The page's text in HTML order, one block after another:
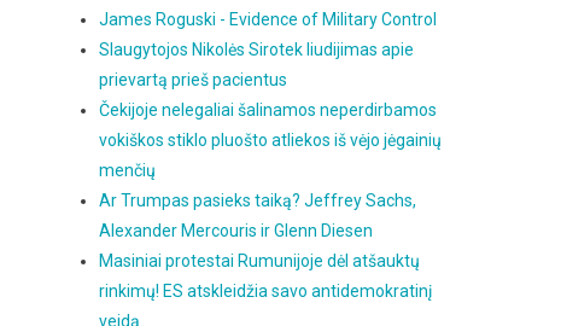
James Roguski - Evidence of Military Control
Slaugytojos Nikolės Sirotek liudijimas apie
prievartą prieš pacientus
Čekijoje nelegaliai šalinamos neperdirbamos
vokiškos stiklo pluošto atliekos iš vėjo jėgainių
menčių
Ar Trumpas pasieks taiką? Jeffrey Sachs,
Alexander Mercouris ir Glenn Diesen
Masiniai protestai Rumunijoje dėl atšauktų
rinkimų! ES atskleidžia savo antidemokratinį
veidą.